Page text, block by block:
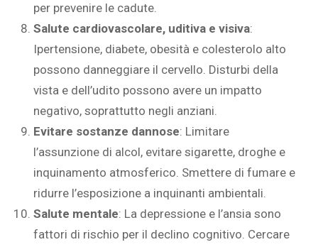
per prevenire le cadute.
Salute cardiovascolare, uditiva e visiva:
Ipertensione, diabete, obesità e colesterolo alto
possono danneggiare il cervello. Disturbi della
vista e dell’udito possono avere un impatto
negativo, soprattutto negli anziani.
Evitare sostanze dannose: Limitare
l’assunzione di alcol, evitare sigarette, droghe e
inquinamento atmosferico. Smettere di fumare e
ridurre l’esposizione a inquinanti ambientali.
Salute mentale: La depressione e l’ansia sono
fattori di rischio per il declino cognitivo. Cercare